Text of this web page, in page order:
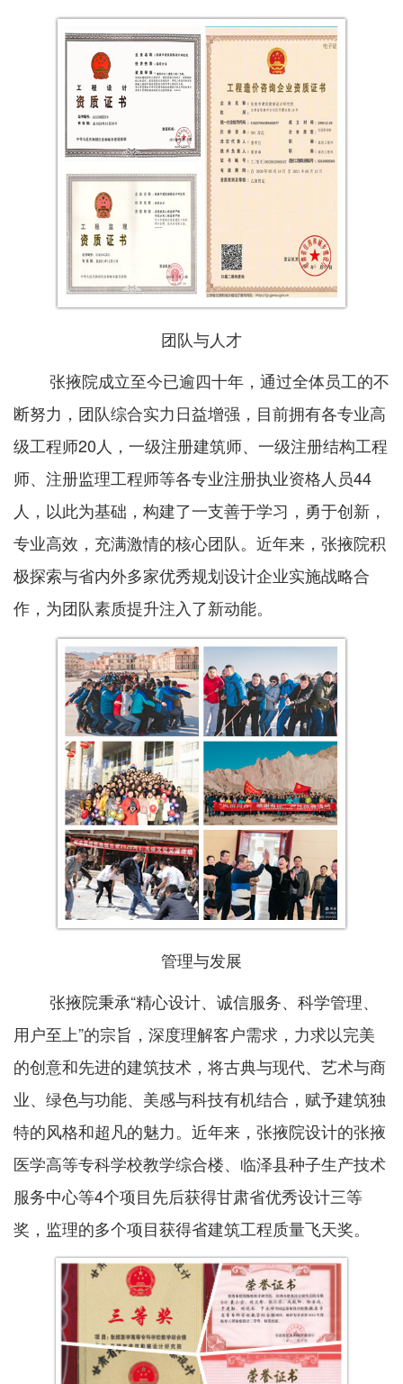
团队与人才
张掖院成立至今已逾四十年，通过全体员工的不
断努力，团队综合实力日益增强，目前拥有各专业高
级工程师20人，一级注册建筑师、一级注册结构工程
师、注册监理工程师等各专业注册执业资格人员44
人，以此为基础，构建了一支善于学习，勇于创新，
专业高效，充满激情的核心团队。近年来，张掖院积
极探索与省内外多家优秀规划设计企业实施战略合
作，为团队素质提升注入了新动能。
管理与发展
张掖院秉承“精心设计、诚信服务、科学管理、
用户至上”的宗旨，深度理解客户需求，力求以完美
的创意和先进的建筑技术，将古典与现代、艺术与商
业、绿色与功能、美感与科技有机结合，赋予建筑独
特的风格和超凡的魅力。近年来，张掖院设计的张掖
医学高等专科学校教学综合楼、临泽县种子生产技术
服务中心等4个项目先后获得甘肃省优秀设计三等
奖，监理的多个项目获得省建筑工程质量飞天奖。